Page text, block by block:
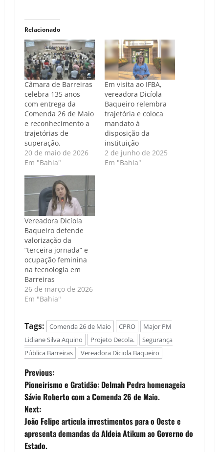
Relacionado
Câmara de Barreiras
celebra 135 anos
com entrega da
Comenda 26 de Maio
e reconhecimento a
trajetórias de
superação.
20 de maio de 2026
Em "Bahia"
Em visita ao IFBA,
vereadora Dicíola
Baqueiro relembra
trajetória e coloca
mandato à
disposição da
instituição
2 de junho de 2025
Em "Bahia"
Vereadora Dicíola
Baqueiro defende
valorização da
“terceira jornada” e
ocupação feminina
na tecnologia em
Barreiras
26 de março de 2026
Em "Bahia"
Tags: Comenda 26 de Maio CPRO
Major PM
Lidiane Silva Aquino
Projeto Decola.
Segurança
Pública Barreiras
Vereadora Diciola Baqueiro
P
o
s
t
Previous:
Pioneirismo e Gratidão: Delmah Pedra homenageia
Sávio Roberto com a Comenda 26 de Maio.
Next:
João Felipe articula investimentos para o Oeste e
apresenta demandas da Aldeia Atikum ao Governo do
Estado.